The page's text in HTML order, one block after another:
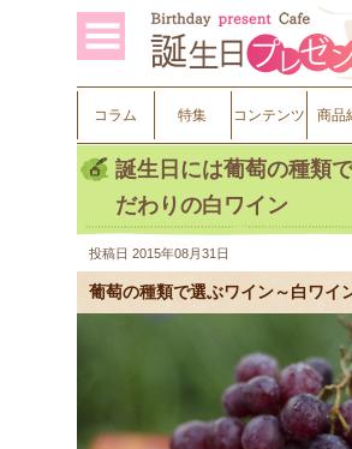
コラム 特集 コンテンツ 商品
誕生日には葡萄の種類
だわりの白ワイン
投稿日 2015年08月31日
葡萄の種類で選ぶワイン～白ワイ